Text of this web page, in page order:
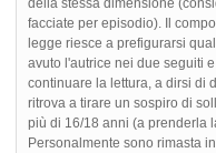
facciate per episodio). Il
legge riesce a prefigurarsi
avuto l'autrice nei due seguiti
continuare la lettura, a dirsi di
ritrova a tirare un sospiro di
più di 16/18 anni (a prenderla
Personalmente sono rimasta